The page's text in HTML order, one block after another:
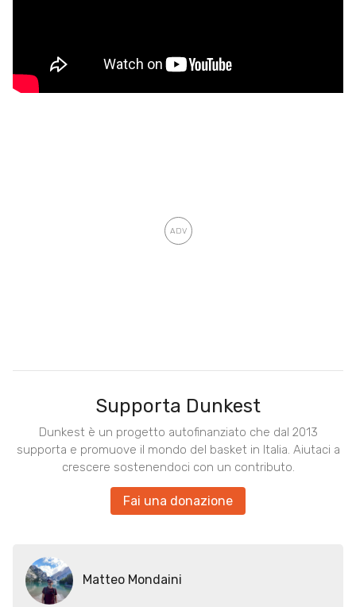
Supporta Dunkest
Dunkest è un progetto autofinanziato che dal 2013
supporta e promuove il mondo del basket in Italia. Aiutaci a
crescere sostenendoci con un contributo.
Fai una donazione
Matteo Mondaini